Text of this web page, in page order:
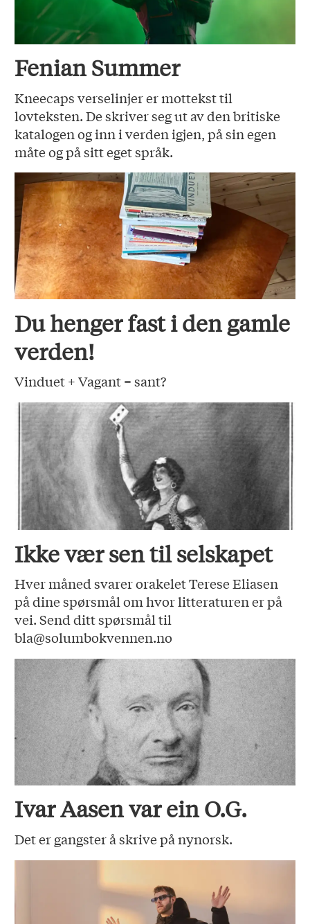
Fenian Summer
Kneecaps verselinjer er mottekst til
lovteksten. De skriver seg ut av den britiske
katalogen og inn i verden igjen, på sin egen
måte og på sitt eget språk.
Du henger fast i den gamle
verden!
Vinduet + Vagant = sant?
Ikke vær sen til selskapet
Hver måned svarer orakelet Terese Eliasen
på dine spørsmål om hvor litteraturen er på
vei. Send ditt spørsmål til
bla@solumbokvennen.no
Ivar Aasen var ein O.G.
Det er gangster å skrive på nynorsk.